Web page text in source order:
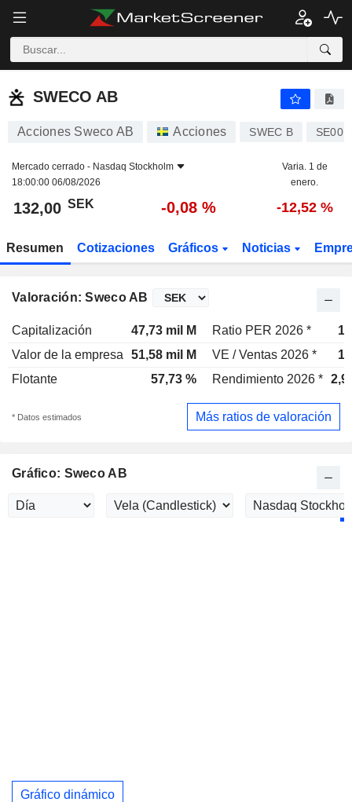
SWECO AB
SWECO AB
Acciones Sweco AB Acciones SWEC B
Mercado cerrado - Nasdaq Stockholm
18:00:00 06/08/2026
Varia. 1 de
enero.
132,00 SEK -0,08 % -12,52 %
Resumen Cotizaciones Gráficos Noticias
Valoración: Sweco AB
Capitalización 47,73 mil M Ratio PER 2026 *
Valor de la empresa
51,58 mil M VE / Ventas 2026 *
Flotante
57,73 % Rendimiento 2026 *
* Datos estimados Más ratios de valoración
Gráfico: Sweco AB
Gráfico dinámico